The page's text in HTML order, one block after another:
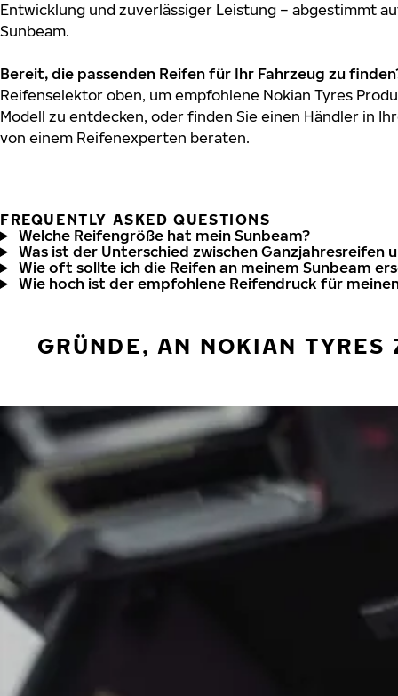
Entwicklung und zuverlässiger Leistung – abgestimmt
Sunbeam.
Bereit, die passenden Reifen für Ihr Fahrzeug zu
Reifenselektor oben, um empfohlene Nokian Tyres
Modell zu entdecken, oder finden Sie einen Händler in
von einem Reifenexperten beraten.
FREQUENTLY ASKED QUESTIONS
Welche Reifengröße hat mein Sunbeam?
Was ist der Unterschied zwischen Ganzjahresreifen
Wie oft sollte ich die Reifen an meinem Sunbeam
Wie hoch ist der empfohlene Reifendruck für
GRÜNDE, AN NOKIAN TYRES